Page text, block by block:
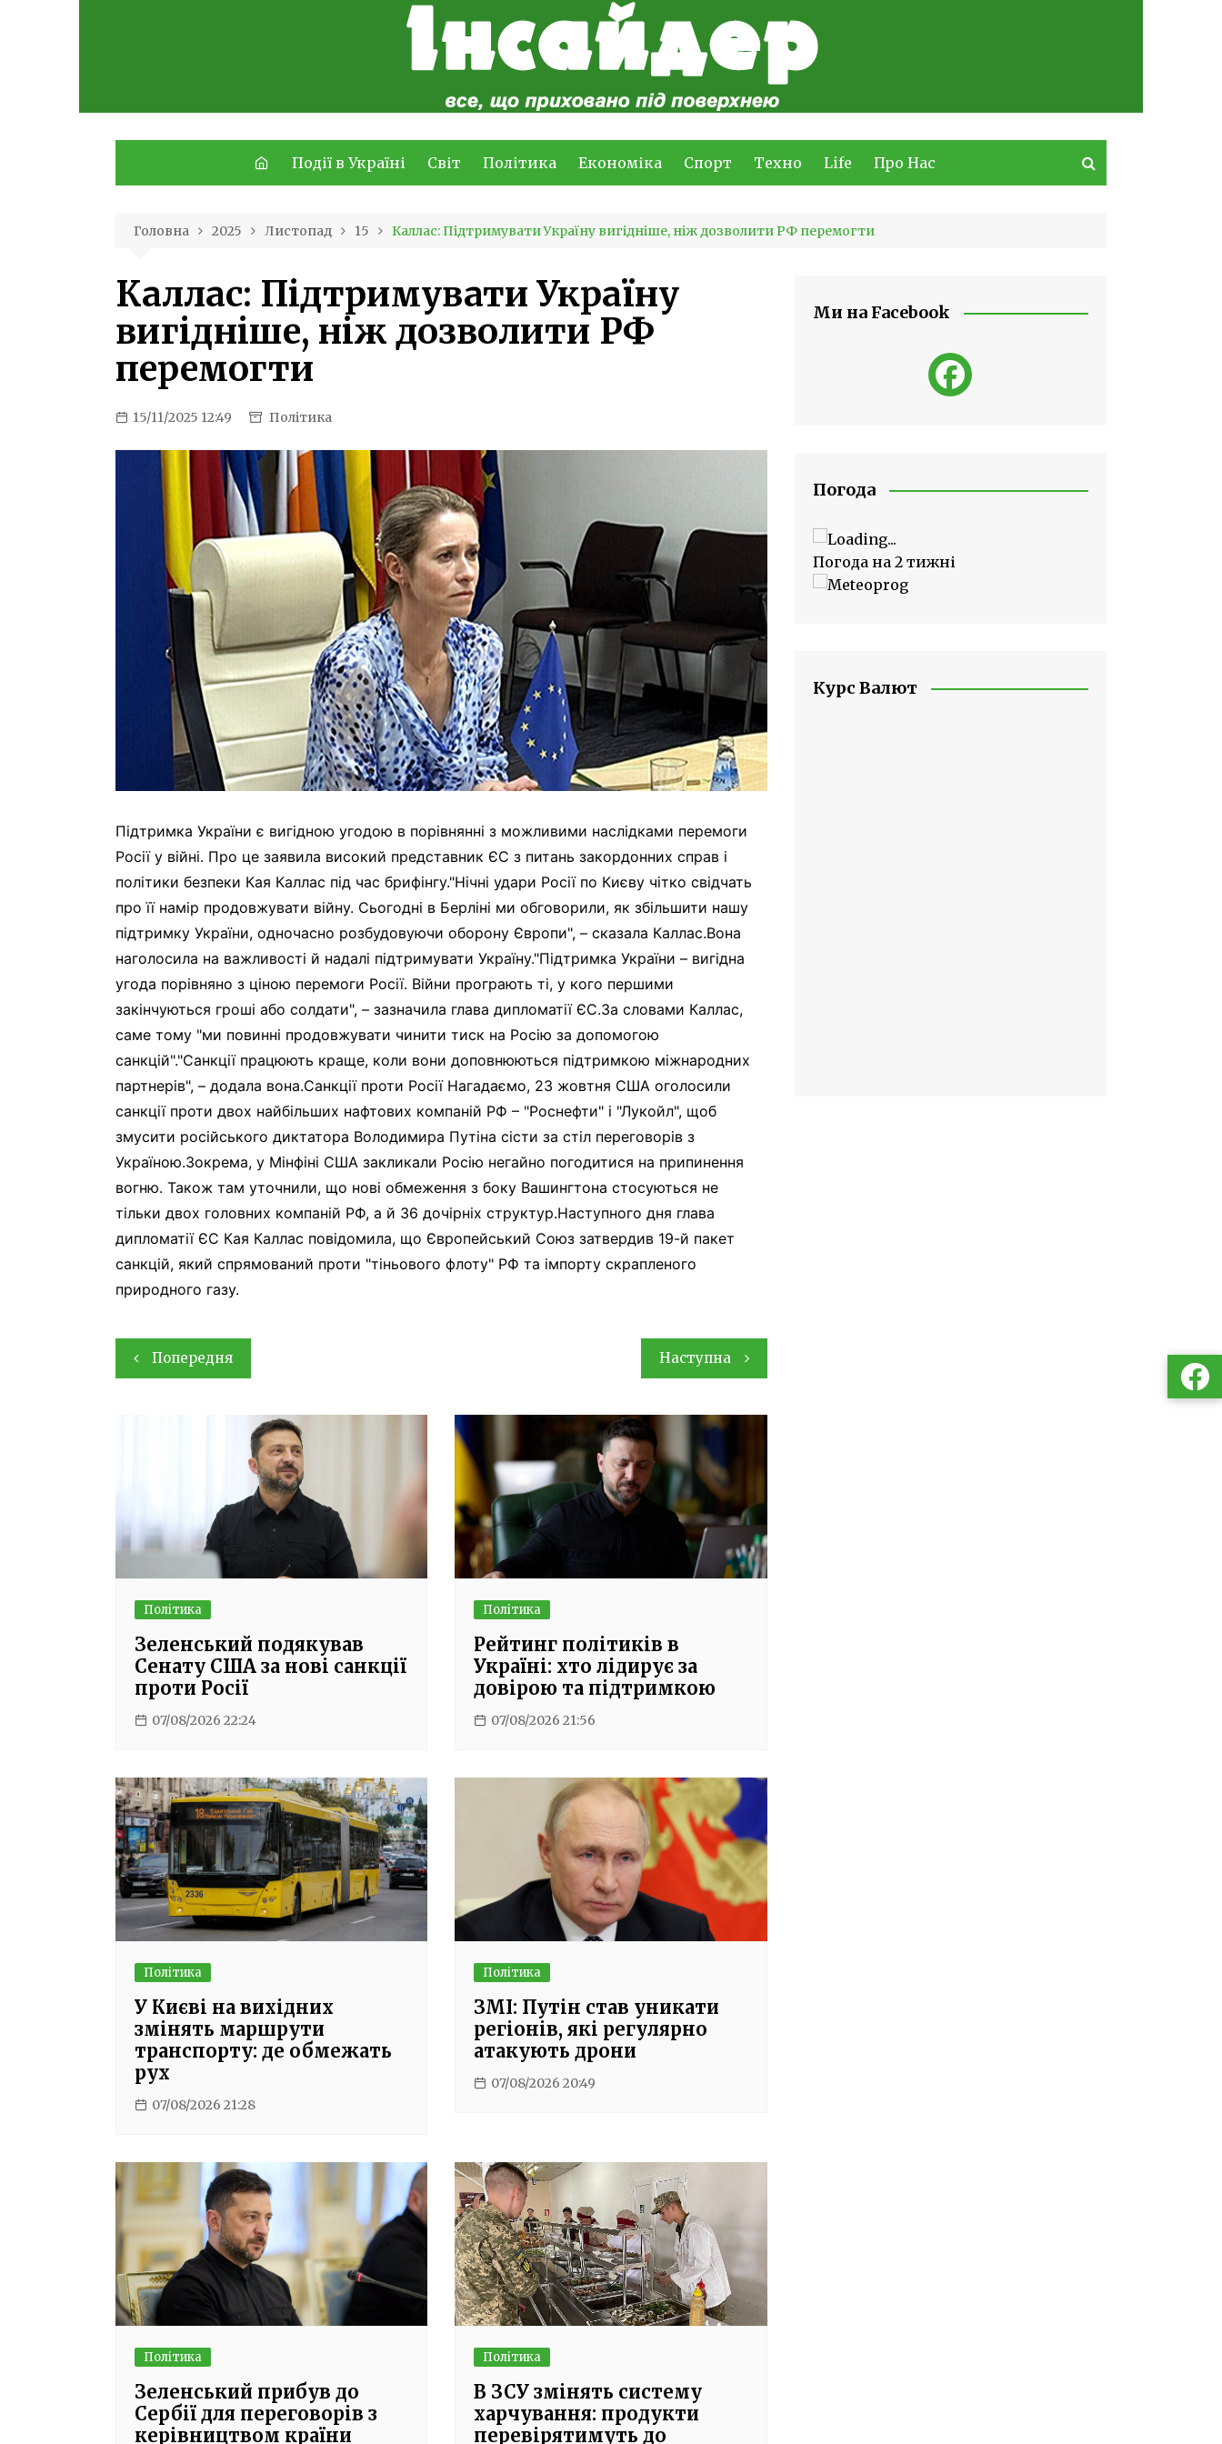
Події в Україні Світ Політика Економіка Спорт Техно Life Про Нас
Головна 2025 Листопад 15 Каллас: Підтримувати Україну вигідніше, ніж дозволити РФ перемогти
Каллас: Підтримувати Україну
вигідніше, ніж дозволити РФ
перемогти
15/11/2025 12:49 Політика
Підтримка України є вигідною угодою в порівнянні з можливими наслідками перемоги
Росії у війні. Про це заявила високий представник ЄС з питань закордонних справ і
політики безпеки Кая Каллас під час брифінгу."Нічні удари Росії по Києву чітко свідчать
про її намір продовжувати війну. Сьогодні в Берліні ми обговорили, як збільшити нашу
підтримку України, одночасно розбудовуючи оборону Європи", – сказала Каллас.Вона
наголосила на важливості й надалі підтримувати Україну."Підтримка України – вигідна
угода порівняно з ціною перемоги Росії. Війни програють ті, у кого першими
закінчуються гроші або солдати", – зазначила глава дипломатії ЄС.За словами Каллас,
саме тому "ми повинні продовжувати чинити тиск на Росію за допомогою
санкцій"."Санкції працюють краще, коли вони доповнюються підтримкою міжнародних
партнерів", – додала вона.Санкції проти Росії Нагадаємо, 23 жовтня США оголосили
санкції проти двох найбільших нафтових компаній РФ – "Роснефти" і "Лукойл", щоб
змусити російського диктатора Володимира Путіна сісти за стіл переговорів з
Україною.Зокрема, у Мінфіні США закликали Росію негайно погодитися на припинення
вогню. Також там уточнили, що нові обмеження з боку Вашингтона стосуються не
тільки двох головних компаній РФ, а й 36 дочірніх структур.Наступного дня глава
дипломатії ЄС Кая Каллас повідомила, що Європейський Союз затвердив 19-й пакет
санкцій, який спрямований проти "тіньового флоту" РФ та імпорту скрапленого
природного газу.
Навігація
записів
Попередня Наступна
Політика
Зеленський подякував
Сенату США за нові санкції
проти Росії
07/08/2026 22:24
Політика
Рейтинг політиків в
Україні: хто лідирує за
довірою та підтримкою
07/08/2026 21:56
Політика
У Києві на вихідних
змінять маршрути
транспорту: де обмежать
рух
07/08/2026 21:28
Політика
ЗМІ: Путін став уникати
регіонів, які регулярно
атакують дрони
07/08/2026 20:49
Політика
Зеленський прибув до
Сербії для переговорів з
керівництвом країни
Політика
В ЗСУ змінять систему
харчування: продукти
перевірятимуть до
Ми на Facebook
Погода
Погода на 2 тижні
Курс Валют